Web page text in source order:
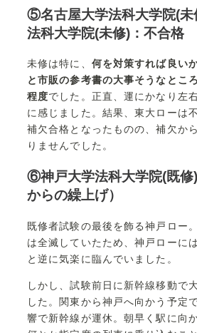
⑤名古屋大学法科大学院(未
法科大学院(未修)：不合格
未修は特に、 何を対策すれば良い
と市販の参考書の大事そうなとこ
程度でした。正直、運にかなり左
に感じました。結果、東大ローは
補欠合格となったものの、補欠か
りませんでした。
⑥神戸大学法科大学院(既修
からの繰上げ）
既修者試験の最後を飾る神戸ロー
は全滅していたため、神戸ローに
と逆に気楽に臨んでいました。
しかし、試験前日に新幹線移動で
した。関東から神戸へ向かう予定
響で新幹線が運休。朝早く駅に向